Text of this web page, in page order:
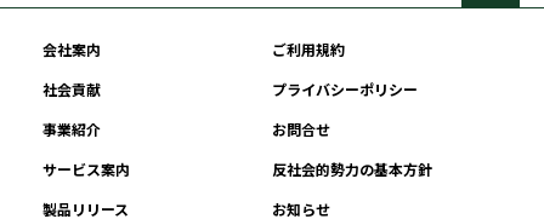
会社案内
ご利用規約
社会貢献
プライバシーポリシー
事業紹介
お問合せ
サービス案内
反社会的勢力の基本方針
製品リリース
お知らせ